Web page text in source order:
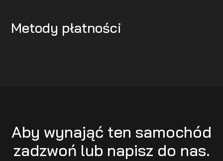
Metody płatności
Aby wynająć ten samochód
zadzwoń lub napisz do nas.